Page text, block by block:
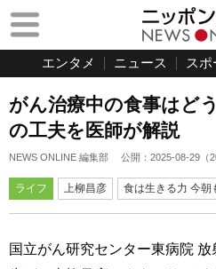
エンタメ ニュース スポ
がん治療中の食事はど
の工夫を医師が解説
NEWS ONLINE 編集部 公開： 2025-08-29 （
ライフ 上柳昌彦 食は生きる力 今朝
国立がん研究センター東病院